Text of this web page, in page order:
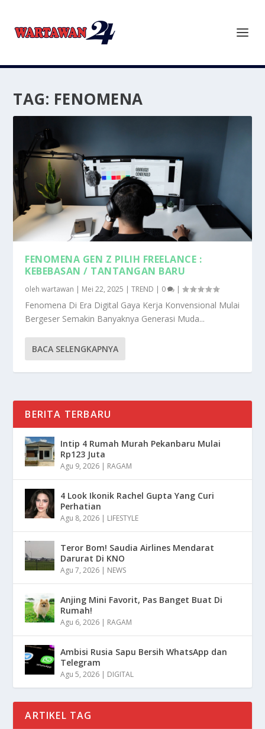
TAG: FENOMENA
FENOMENA GEN Z PILIH FREELANCE :
KEBEBASAN / TANTANGAN BARU
olehwartawan | Mei 22, 2025 |TREND | 0 |
Fenomena Di Era Digital Gaya Kerja Konvensional Mulai
Bergeser Semakin Banyaknya Generasi Muda...
BACA SELENGKAPNYA
BERITA TERBARU
Intip 4 Rumah Murah Pekanbaru Mulai
Rp123 Juta
Agu 9, 2026 | RAGAM
4 Look Ikonik Rachel Gupta Yang Curi
Perhatian
Agu 8, 2026 | LIFESTYLE
Teror Bom! Saudia Airlines Mendarat
Darurat Di KNO
Agu 7, 2026 | NEWS
Anjing Mini Favorit, Pas Banget Buat Di
Rumah!
Agu 6, 2026 | RAGAM
Ambisi Rusia Sapu Bersih WhatsApp dan
Telegram
Agu 5, 2026 | DIGITAL
ARTIKEL TAG